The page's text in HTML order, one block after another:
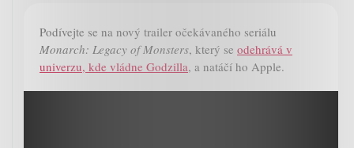
Podívejte se na nový trailer očekávaného seriálu
Monarch: Legacy of Monsters, který se odehrává v
univerzu, kde vládne Godzilla, a natáčí ho Apple.